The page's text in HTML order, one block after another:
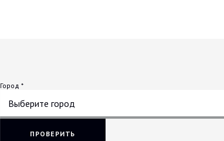
Город *
Выберите город
ПРОВЕРИТЬ